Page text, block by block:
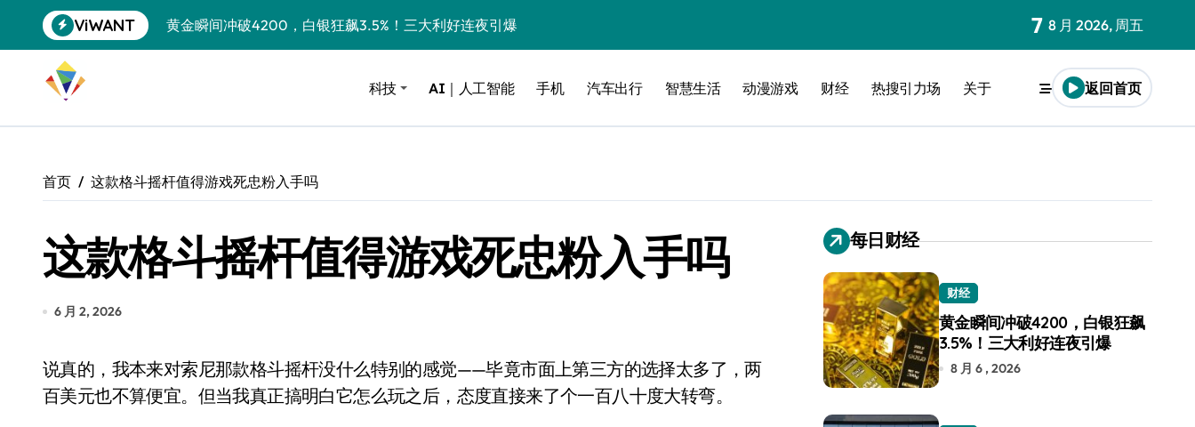
到
ViWANT
黄金瞬间冲破4200，白银狂飙3.5%！三大利好连夜引爆
Peloton 新车实测：屏幕能转、风扇怼脸，但最狠的是那个机械音
Xbox七月大崩盘：裁员3200、卖工作室、网络瘫了，微软这次真急了
谷歌DeepMind创始人辞去CEO，但继续“垂帘听政”？
全球最小U盘，容量却碾压iPhone 17顶配？闪迪这波操作太狠了
400层堆叠、性能翻倍 三星把最新存储技术给了AI
550亿美金！沙特把EA买了，但背了200亿的债
7 8 月 2026, 周五
科技 AI｜人工智能 手机 汽车出行 智慧生活 动漫游戏 财经 热搜引力场 关于 返回首页
首页 这款格斗摇杆值得游戏死忠粉入手吗
这款格斗摇杆值得游戏死忠粉入手吗
6 月 2, 2026
说真的，我本来对索尼那款格斗摇杆没什么特别的感觉——毕竟市面上第三方的选择太多了，两
百美元也不算便宜。但当我真正搞明白它怎么玩之后，态度直接来了个一百八十度大转弯。
每日财经
财经
黄金瞬间冲破4200，白银狂飙
3.5%！三大利好连夜引爆
8 月 6 , 2026